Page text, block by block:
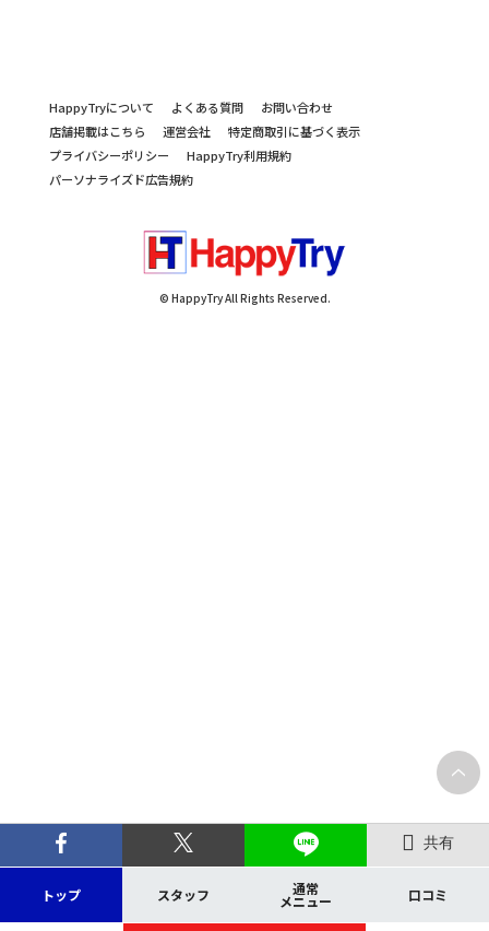
共有
トップ スタッフ 通常
メニュー 口コミ
HappyTryについて よくある質問
お問い合わせ
店舗掲載はこちら
運営会社
特定商取引に基づく表示
プライバシーポリシー
HappyTry利用規約
パーソナライズド広告規約
© HappyTry All Rights Reserved.